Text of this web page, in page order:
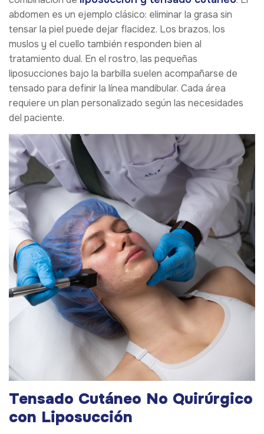
abdomen es un ejemplo clásico: eliminar la grasa sin
tensar la piel puede dejar flacidez. Los brazos, los
muslos y el cuello también responden bien al
tratamiento dual. En el rostro, las pequeñas
liposucciones bajo la barbilla suelen acompañarse de
tensado para definir la línea mandibular. Cada área
requiere un plan personalizado según las necesidades
del paciente.
Tensado Cutáneo No Quirúrgico
con Liposucción